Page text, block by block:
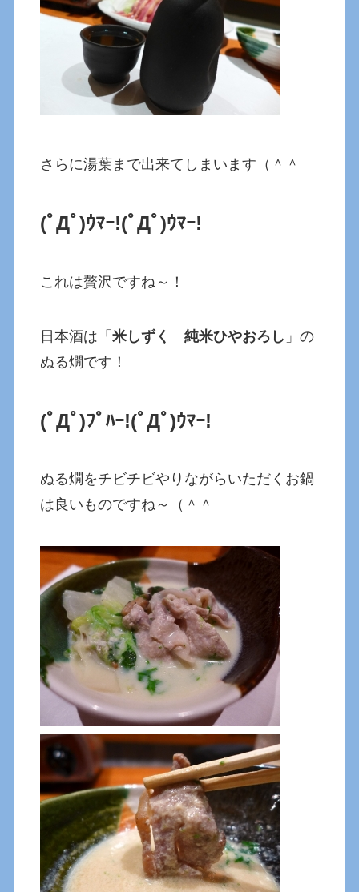
さらに湯葉まで出来てしまいます（＾＾
(ﾟДﾟ)ｳﾏｰ!(ﾟДﾟ)ｳﾏｰ!
これは贅沢ですね～！
日本酒は「米しずく 純米ひやおろし 」の
ぬる燗です！
(ﾟДﾟ)ﾌﾟﾊｰ!(ﾟДﾟ)ｳﾏｰ!
ぬる燗をチビチビやりながらいただくお鍋
は良いものですね～（＾＾